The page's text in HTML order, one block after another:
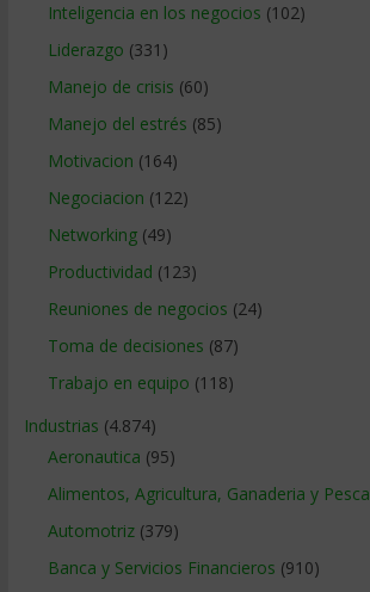
Inteligencia en los negocios (102)
Liderazgo (331)
Manejo de crisis (60)
Manejo del estrés (85)
Motivacion (164)
Negociacion (122)
Networking(49)
Productividad (123)
Reuniones de negocios (24)
Toma de decisiones (87)
Trabajo en equipo (118)
Industrias (4.874)
Aeronautica (95)
Alimentos, Agricultura, Ganaderia y Pesca
Automotriz(379)
Banca y Servicios Financieros (910)